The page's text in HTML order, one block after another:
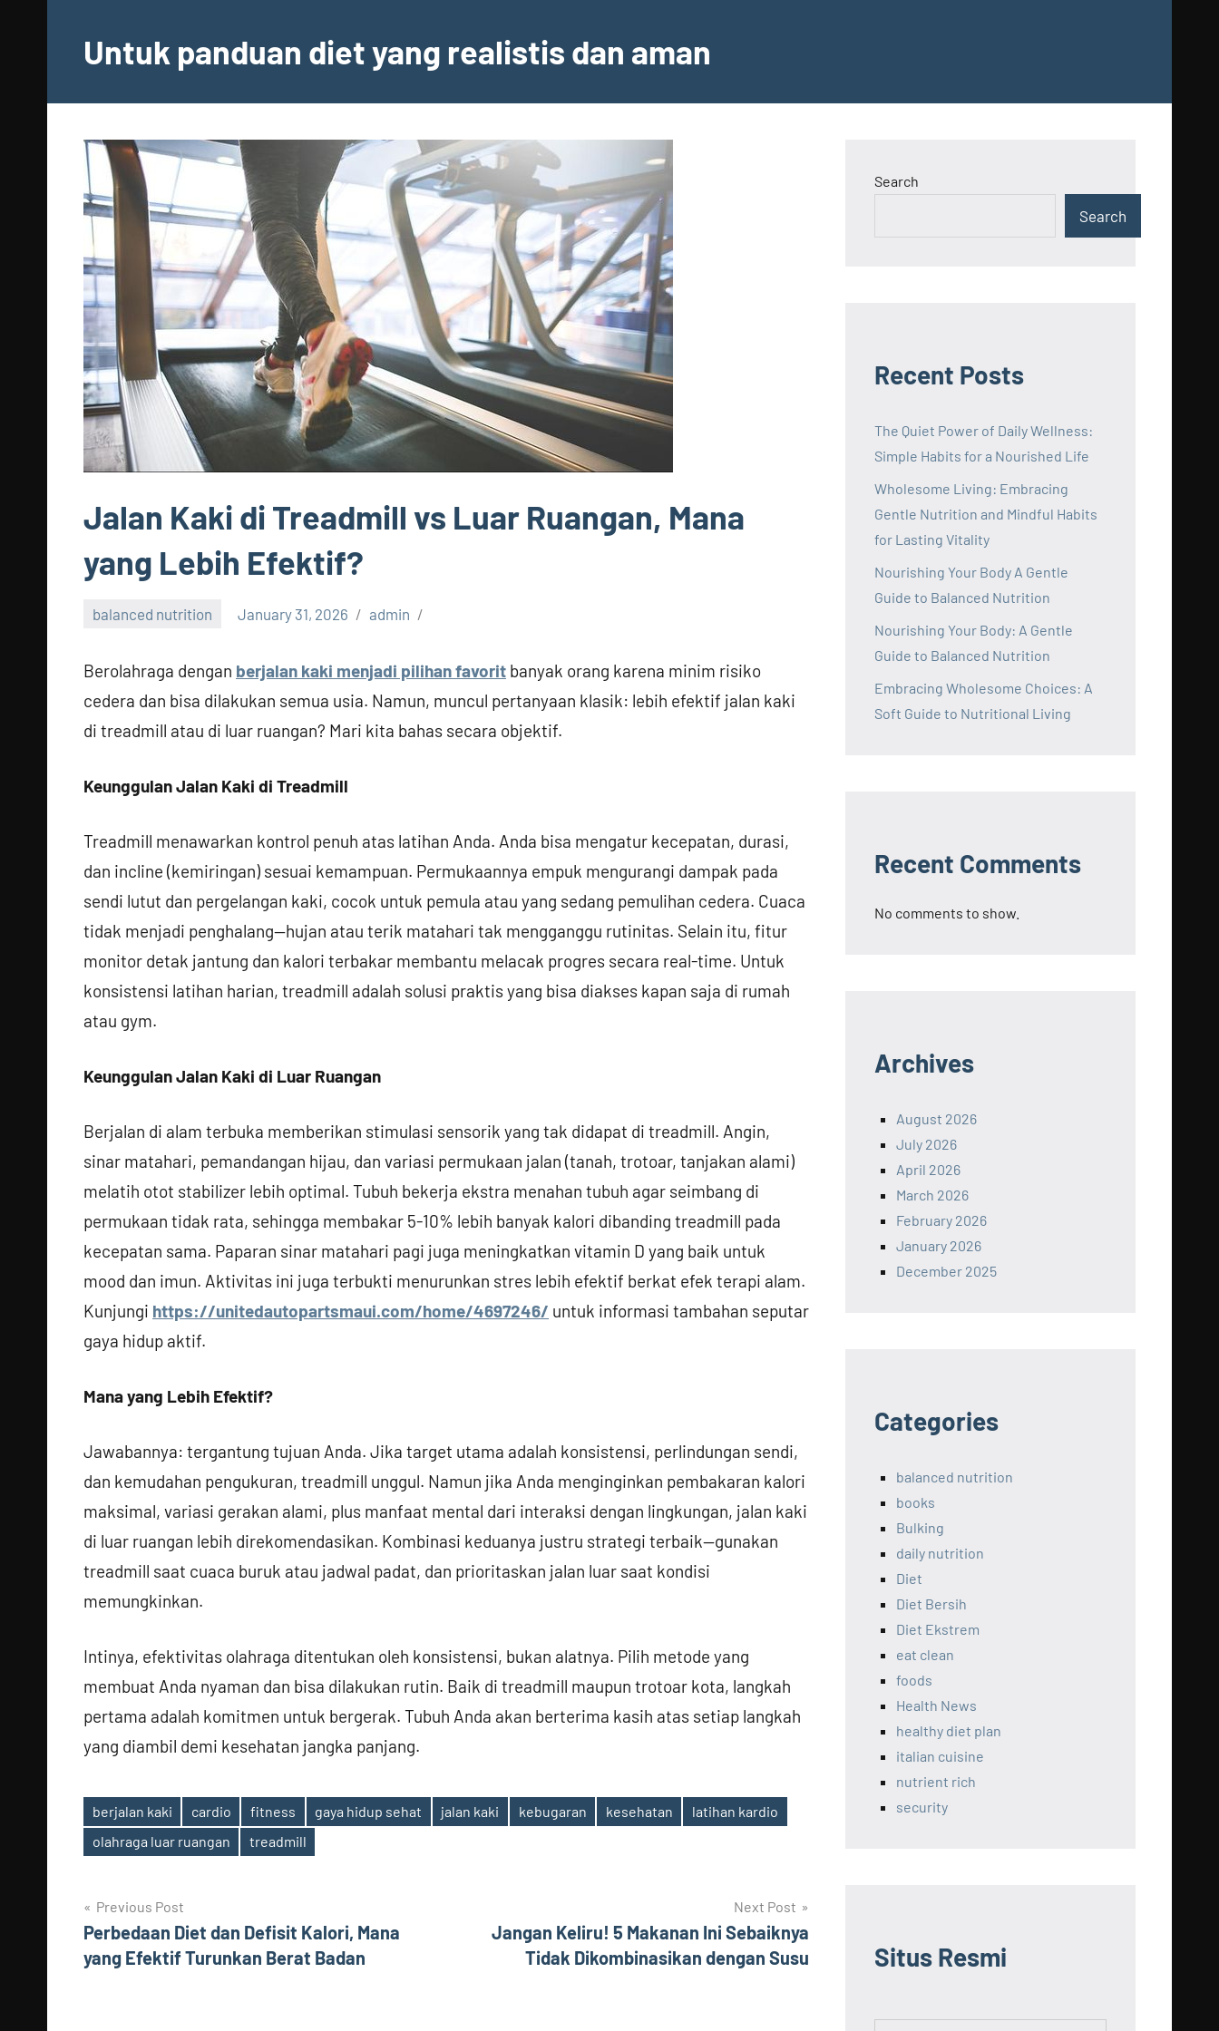
contentUntuk panduan diet yang realistis dan aman
Jalan Kaki di Treadmill vs Luar Ruangan, Mana
yang Lebih Efektif?
balanced nutrition January 31, 2026 admin
Berolahraga dengan berjalan kaki menjadi pilihan favorit banyak orang karena minim risiko
cedera dan bisa dilakukan semua usia. Namun, muncul pertanyaan klasik: lebih efektif jalan kaki
di treadmill atau di luar ruangan? Mari kita bahas secara objektif.
Keunggulan Jalan Kaki di Treadmill
Treadmill menawarkan kontrol penuh atas latihan Anda. Anda bisa mengatur kecepatan, durasi,
dan incline (kemiringan) sesuai kemampuan. Permukaannya empuk mengurangi dampak pada
sendi lutut dan pergelangan kaki, cocok untuk pemula atau yang sedang pemulihan cedera. Cuaca
tidak menjadi penghalang—hujan atau terik matahari tak mengganggu rutinitas. Selain itu, fitur
monitor detak jantung dan kalori terbakar membantu melacak progres secara real-time. Untuk
konsistensi latihan harian, treadmill adalah solusi praktis yang bisa diakses kapan saja di rumah
atau gym.
Keunggulan Jalan Kaki di Luar Ruangan
Berjalan di alam terbuka memberikan stimulasi sensorik yang tak didapat di treadmill. Angin,
sinar matahari, pemandangan hijau, dan variasi permukaan jalan (tanah, trotoar, tanjakan alami)
melatih otot stabilizer lebih optimal. Tubuh bekerja ekstra menahan tubuh agar seimbang di
permukaan tidak rata, sehingga membakar 5-10% lebih banyak kalori dibanding treadmill pada
kecepatan sama. Paparan sinar matahari pagi juga meningkatkan vitamin D yang baik untuk
mood dan imun. Aktivitas ini juga terbukti menurunkan stres lebih efektif berkat efek terapi alam.
Kunjungi https://unitedautopartsmaui.com/home/4697246/ untuk informasi tambahan seputar
gaya hidup aktif.
Mana yang Lebih Efektif?
Jawabannya: tergantung tujuan Anda. Jika target utama adalah konsistensi, perlindungan sendi,
dan kemudahan pengukuran, treadmill unggul. Namun jika Anda menginginkan pembakaran kalori
maksimal, variasi gerakan alami, plus manfaat mental dari interaksi dengan lingkungan, jalan kaki
di luar ruangan lebih direkomendasikan. Kombinasi keduanya justru strategi terbaik—gunakan
treadmill saat cuaca buruk atau jadwal padat, dan prioritaskan jalan luar saat kondisi
memungkinkan.
Intinya, efektivitas olahraga ditentukan oleh konsistensi, bukan alatnya. Pilih metode yang
membuat Anda nyaman dan bisa dilakukan rutin. Baik di treadmill maupun trotoar kota, langkah
pertama adalah komitmen untuk bergerak. Tubuh Anda akan berterima kasih atas setiap langkah
yang diambil demi kesehatan jangka panjang.
Tags
berjalan kaki cardio fitness gaya hidup sehat jalan kaki kebugaran kesehatan
latihan kardio
olahraga luar ruangan
treadmill
Post
navigation
Previous Post
Perbedaan Diet dan Defisit Kalori, Mana
yang Efektif Turunkan Berat Badan
Next Post
Jangan Keliru! 5 Makanan Ini Sebaiknya
Tidak Dikombinasikan dengan Susu
Search
Search
Recent Posts
The Quiet Power of Daily Wellness:
Simple Habits for a Nourished Life
Wholesome Living: Embracing
Gentle Nutrition and Mindful Habits
for Lasting Vitality
Nourishing Your Body A Gentle
Guide to Balanced Nutrition
Nourishing Your Body: A Gentle
Guide to Balanced Nutrition
Embracing Wholesome Choices: A
Soft Guide to Nutritional Living
Recent Comments
No comments to show.
Archives
August 2026
July 2026
April 2026
March 2026
February 2026
January 2026
December 2025
Categories
balanced nutrition
books
Bulking
daily nutrition
Diet
Diet Bersih
Diet Ekstrem
eat clean
foods
Health News
healthy diet plan
italian cuisine
nutrient rich
security
Situs Resmi